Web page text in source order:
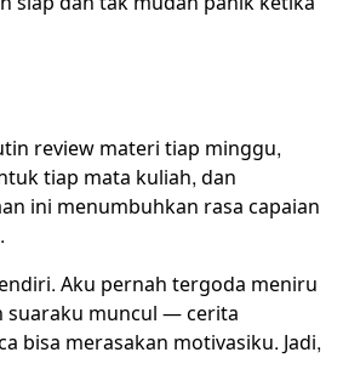
review materi tiap minggu,
tiap mata kuliah, dan
ini menumbuhkan rasa capaian
Aku pernah tergoda meniru
suaraku muncul — cerita
bisa merasakan motivasiku. Jadi,